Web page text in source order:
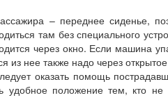
– переднее сиденье,
там без специального
через окно. Если машина
из нее также надо через
оказать помощь
положение тем, кто не